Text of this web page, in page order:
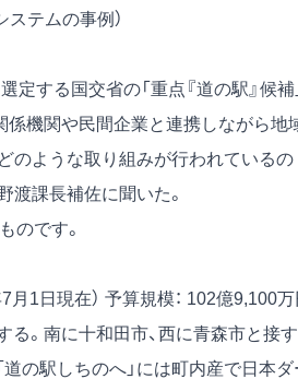
テムの事例）
する国交省の「重点『道の駅』候補
係機関や民間企業と連携しながら地
のような取り組みが行われているの
渡課長補佐に聞いた。
のです。
月1日現在） 予算規模： 102億9,100
る。南に十和田市、西に青森市と接す
道の駅しちのへ」には町内産で日本ダ